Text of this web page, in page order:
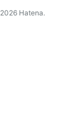
2026 Hatena.